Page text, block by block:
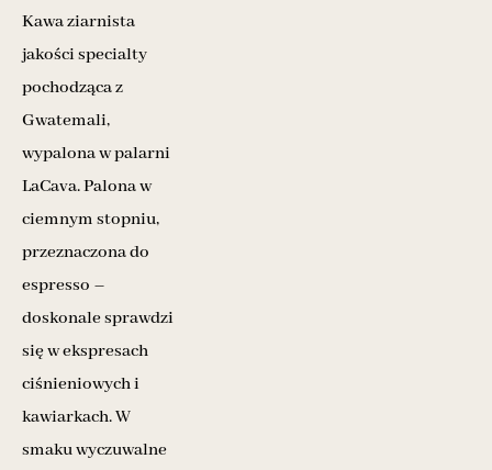
Kawa ziarnista
jakości specialty
pochodząca z
Gwatemali,
wypalona w palarni
LaCava. Palona w
ciemnym stopniu,
przeznaczona do
espresso –
doskonale sprawdzi
się w ekspresach
ciśnieniowych i
kawiarkach. W
smaku wyczuwalne